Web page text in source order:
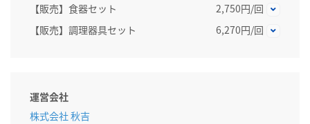
【販売】食器セット
2,750円/回
【販売】調理器具セット
6,270円/回
運営会社
株式会社 秋吉